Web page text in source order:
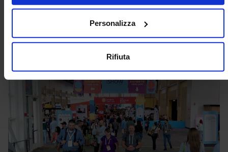
Personalizza
Rifiuta
2027 la filiera olivicolo-olearia si ritrova alla Fiera del
Levante per la terza edizi...